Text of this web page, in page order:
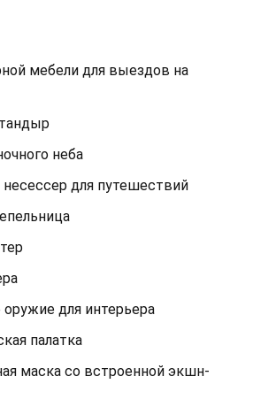
мебели для выездов на
неба
для путешествий
для интерьера
палатка
маска со встроенной экшн-